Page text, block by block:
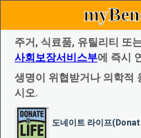
주거, 식료품, 유틸리티 또
사회보장서비스부에 즉시
생명이 위협받거나 의학적
시오.
도네이트 라이프